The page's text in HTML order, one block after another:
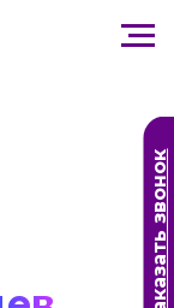
Заказать звонок